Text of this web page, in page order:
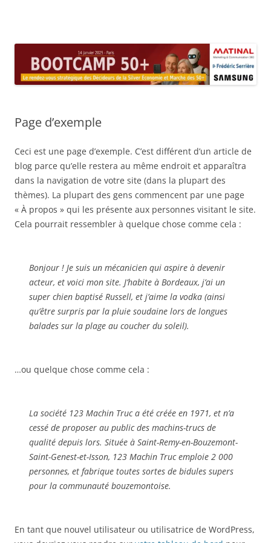
Page d’exemple
Ceci est une page d’exemple. C’est différent d’un article de
blog parce qu’elle restera au même endroit et apparaîtra
dans la navigation de votre site (dans la plupart des
thèmes). La plupart des gens commencent par une page
« À propos » qui les présente aux personnes visitant le site.
Cela pourrait ressembler à quelque chose comme cela :
Bonjour ! Je suis un mécanicien qui aspire à devenir
acteur, et voici mon site. J’habite à Bordeaux, j’ai un
super chien baptisé Russell, et j’aime la vodka (ainsi
qu’être surpris par la pluie soudaine lors de longues
balades sur la plage au coucher du soleil).
…ou quelque chose comme cela :
La société 123 Machin Truc a été créée en 1971, et n’a
cessé de proposer au public des machins-trucs de
qualité depuis lors. Située à Saint-Remy-en-Bouzemont-
Saint-Genest-et-Isson, 123 Machin Truc emploie 2 000
personnes, et fabrique toutes sortes de bidules supers
pour la communauté bouzemontoise.
En tant que nouvel utilisateur ou utilisatrice de WordPress,